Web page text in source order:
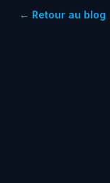
← Retour au blog